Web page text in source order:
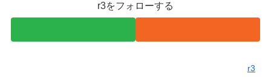
r3をフォローする
r3